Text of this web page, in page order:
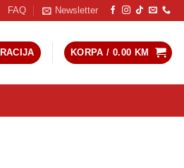
FAQ Newsletter
KORPA / 0.00 KM